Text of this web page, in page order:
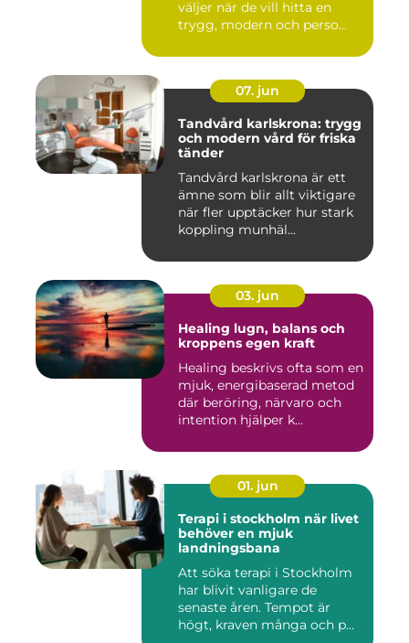
väljer när de vill hitta en
trygg, modern och perso...
07. jun
Tandvård karlskrona: trygg
och modern vård för friska
tänder
Tandvård karlskrona är ett
ämne som blir allt viktigare
när fler upptäcker hur stark
koppling munhäl...
03. jun
Healing lugn, balans och
kroppens egen kraft
Healing beskrivs ofta som en
mjuk, energibaserad metod
där beröring, närvaro och
intention hjälper k...
01. jun
Terapi i stockholm när livet
behöver en mjuk
landningsbana
Att söka terapi i Stockholm
har blivit vanligare de
senaste åren. Tempot är
högt, kraven många och p...